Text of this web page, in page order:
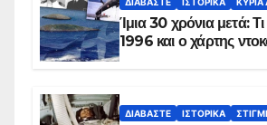
Ίμια 30 χρόνια μετά:
1996 και
ΔΙΑΒΆΣΤΕ ΙΣΤΟΡΙΚΆ